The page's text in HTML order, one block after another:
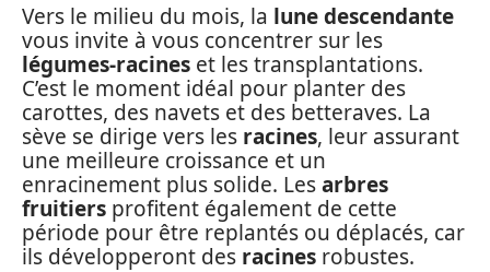
Vers le milieu du mois, la lune descendante
vous invite à vous concentrer sur les
légumes-racines et les transplantations.
C’est le moment idéal pour planter des
carottes, des navets et des betteraves. La
sève se dirige vers les racines, leur assurant
une meilleure croissance et un
enracinement plus solide. Lesarbres
fruitiers profitent également de cette
période pour être replantés ou déplacés, car
ils développeront des racines robustes.